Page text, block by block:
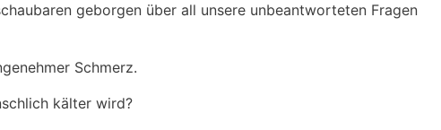
geborgen über all unsere unbeantworteten Fragen
Schmerz.
kälter wird?